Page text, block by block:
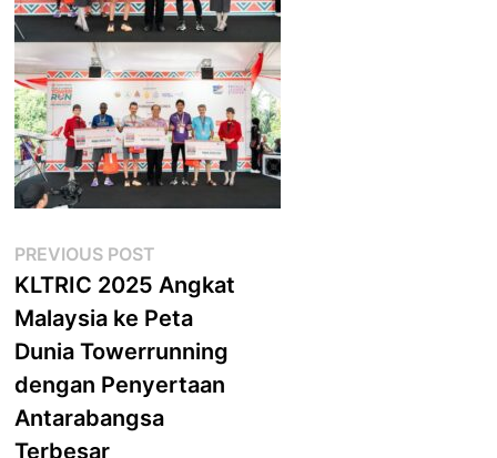
Post
navigation
PREVIOUS POST
post:
KLTRIC 2025 Angkat
Malaysia ke Peta
Dunia Towerrunning
dengan Penyertaan
Antarabangsa
Terbesar